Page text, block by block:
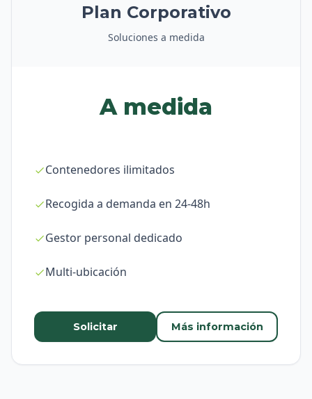
Plan Corporativo
Soluciones a medida
A medida
Contenedores ilimitados
Recogida a demanda en 24-48h
Gestor personal dedicado
Multi-ubicación
Solicitar Más información